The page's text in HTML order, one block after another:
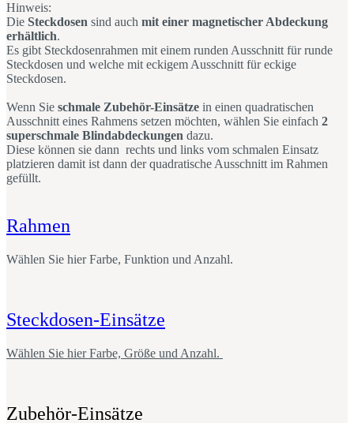
Hinweis:
Die Steckdosen sind auch mit einer magnetischer Abdeckung
erhältlich.
Es gibt Steckdosenrahmen mit einem runden Ausschnitt für runde
Steckdosen und welche mit eckigem Ausschnitt für eckige
Steckdosen.
Wenn Sie schmale Zubehör-Einsätze in einen quadratischen
Ausschnitt eines Rahmens setzen möchten, wählen Sie einfach 2
superschmale Blindabdeckungen dazu.
Diese können sie dann rechts und links vom schmalen Einsatz
platzieren damit ist dann der quadratische Ausschnitt im Rahmen
gefüllt.
Rahmen
Wählen Sie hier Farbe, Funktion und Anzahl.
Steckdosen-Einsätze
Wählen Sie hier Farbe, Größe und Anzahl.
Zubehör-Einsätze